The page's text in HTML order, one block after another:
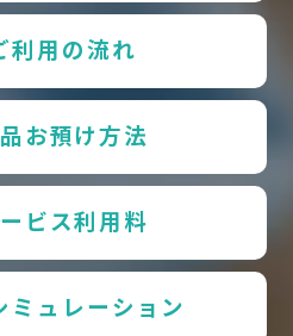
利用の流れ
お預け方法
ビス利用料
ミュレーション